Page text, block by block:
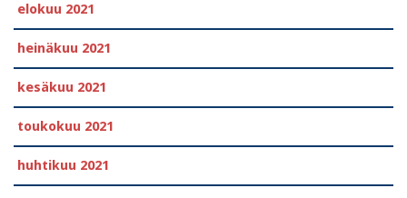
elokuu 2021
heinäkuu 2021
kesäkuu 2021
toukokuu 2021
huhtikuu 2021